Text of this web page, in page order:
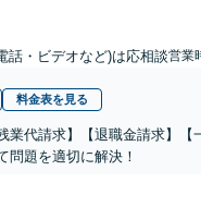
話・ビデオなど)は応相談営業
料金表を見る
業代請求】【退職金請求】
問題を適切に解決！